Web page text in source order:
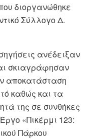
διοργανώθηκε
Σύλλογο Δ.
ανέδειξαν
σκιαγράφησαν
αποκατάσταση
καθώς και τα
της σε συνθήκες
«Πικέρμι 123:
Πάρκου